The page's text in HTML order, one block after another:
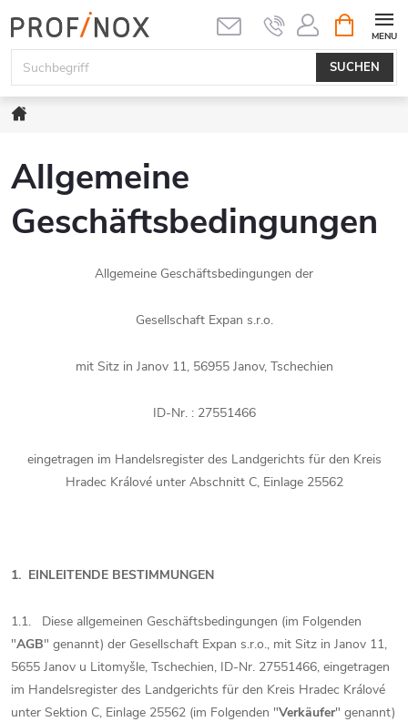
Inhalt
springen
SUCHEN
Allgemeine
Geschäftsbedingungen
Allgemeine Geschäftsbedingungen der
Gesellschaft Expan s.r.o.
mit Sitz in Janov 11, 56955 Janov, Tschechien
ID-Nr. : 27551466
eingetragen im Handelsregister des Landgerichts für den Kreis
Hradec Králové unter Abschnitt C, Einlage 25562
1. EINLEITENDE BESTIMMUNGEN
1.1. Diese allgemeinen Geschäftsbedingungen (im Folgenden
"AGB" genannt) der Gesellschaft Expan s.r.o., mit Sitz in Janov 11,
5655 Janov u Litomyšle, Tschechien, ID-Nr. 27551466, eingetragen
im Handelsregister des Landgerichts für den Kreis Hradec Králové
unter Sektion C, Einlage 25562 (im Folgenden "Verkäufer" genannt)